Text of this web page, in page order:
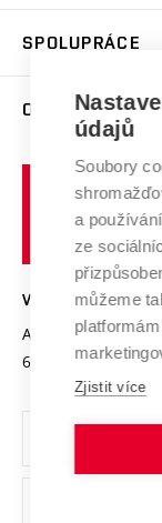
Brno
Celoživotní
E-přihláška
Harmonogram
Závěrečné práce
Doktorské studium
Zpracování
Sociální bezpečí
Studium bez bariér
Podpora podnikání
Mezinárodní
Systém
Výzkumné
Transfer znalostí
Open Science
Projekty
Projekty ze
Specifický výzkum
SPOLUPRÁCE
Zahraniční
Spolupráce se
Služby univerzity
Mezinárodní
Univerzitní sítě
O UNIVERZITĚ
Profil univerzity
Udržitelná
Podnikavá
Bezpečná
Vyznamenání
Organizační
Ochrana
VYSOKÉ UČENÍ
Antonínská 548/1
602 00 Brno
údajů
Soubory
a
ze
můžeme
Zjistit více